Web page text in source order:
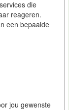
die
reageren.
een bepaalde
jou gewenste